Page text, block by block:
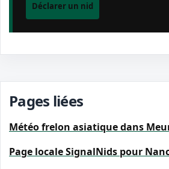
Déclarer un nid
Pages liées
Météo frelon asiatique dans
Page locale SignalNids pour